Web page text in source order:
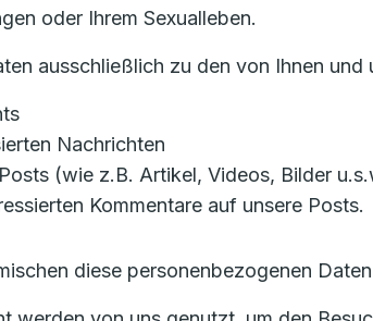
oder Ihrem Sexualleben.
ausschließlich zu den von Ihnen
Nachrichten
(wie z.B. Artikel, Videos, Bilder
Kommentare auf unsere Posts.
diese personenbezogenen